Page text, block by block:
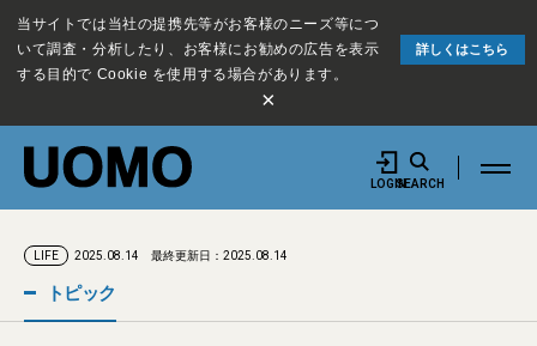
当サイトでは当社の提携先等がお客様のニーズ等につ
いて調査・分析したり、お客様にお勧めの広告を表示
する目的で Cookie を使用する場合があります。
詳しくはこちら
×
LOGINSEARCH
LIFE 2025.08.14 最終更新日：2025.08.14
トピック